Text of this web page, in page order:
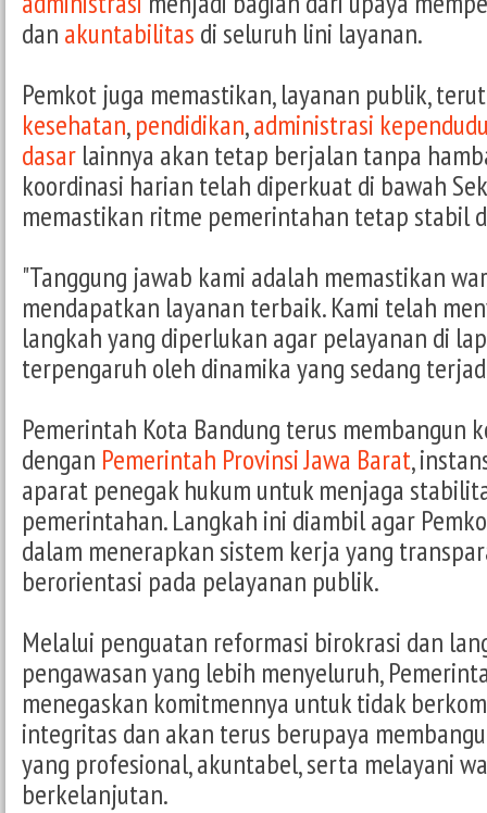
dan akuntabilitas di seluruh lini layanan.
Pemkot juga memastikan, layanan publik,
kesehatan,pendidikan,administrasi
dasar lainnya akan tetap berjalan tanpa
koordinasi harian telah diperkuat di bawah
memastikan ritme pemerintahan tetap stabil
"Tanggung jawab kami adalah memastikan
mendapatkan layanan terbaik. Kami telah
langkah yang diperlukan agar pelayanan di
terpengaruh oleh dinamika yang sedang
Pemerintah Kota Bandung terus membangun
dengan Pemerintah Provinsi Jawa Barat,
aparat penegak hukum untuk menjaga
pemerintahan. Langkah ini diambil agar
dalam menerapkan sistem kerja yang
berorientasi pada pelayanan publik.
Melalui penguatan reformasi birokrasi dan
pengawasan yang lebih menyeluruh,
menegaskan komitmennya untuk tidak
integritas dan akan terus berupaya
yang profesional, akuntabel, serta melayani
berkelanjutan.